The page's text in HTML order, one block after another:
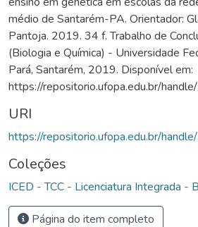
médio de Santarém-PA. Orientador:
Pantoja. 2019. 34 f. Trabalho de
(Biologia e Química) - Universidade
Pará, Santarém, 2019. Disponível em:
https://repositorio.ufopa.edu.br/
URI
https://repositorio.ufopa.edu.br/
Coleções
ICED - TCC - Licenciatura Integrada -
Página do item completo